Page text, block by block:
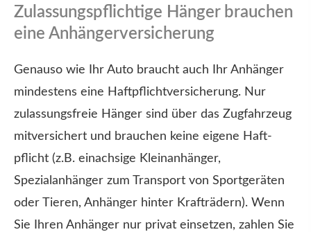
Zulassungspflichtige Hänger brauchen
eine Anhängerversicherung
Genauso wie Ihr Auto braucht auch Ihr Anhänger
mindestens eine Haft­pflichtversicherung. Nur
zulassungsfreie Hänger sind über das Zugfahrzeug
mitversichert und brauchen keine eigene Haft­
pflicht (z.B. einachsige Kleinanhänger,
Spezialanhänger zum Transport von Sportgeräten
oder Tieren, Anhänger hinter Krafträdern). Wenn
Sie Ihren Anhänger nur privat einsetzen, zahlen Sie